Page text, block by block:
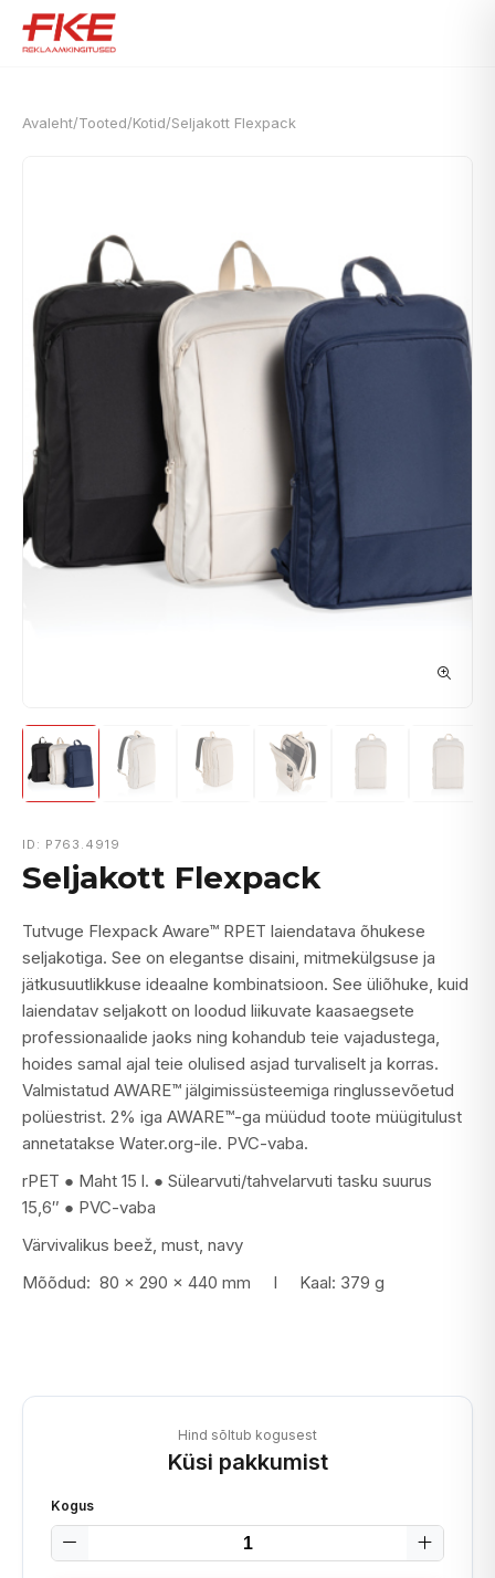
Avaleht/Tooted/Kotid/Seljakott Flexpack
ID: P763.4919
Seljakott Flexpack
Tutvuge Flexpack Aware™ RPET laiendatava õhukese
seljakotiga. See on elegantse disaini, mitmekülgsuse ja
jätkusuutlikkuse ideaalne kombinatsioon. See üliõhuke, kuid
laiendatav seljakott on loodud liikuvate kaasaegsete
professionaalide jaoks ning kohandub teie vajadustega,
hoides samal ajal teie olulised asjad turvaliselt ja korras.
Valmistatud AWARE™ jälgimissüsteemiga ringlussevõetud
polüestrist. 2% iga AWARE™-ga müüdud toote müügitulust
annetatakse Water.org-ile. PVC-vaba.
rPET ● Maht 15 l. ● Sülearvuti/tahvelarvuti tasku suurus
15,6″ ● PVC-vaba
Värvivalikus beež, must, navy
Mõõdud: 80 x 290 x 440 mm I Kaal: 379 g
Hind sõltub kogusest
Küsi pakkumist
Kogus